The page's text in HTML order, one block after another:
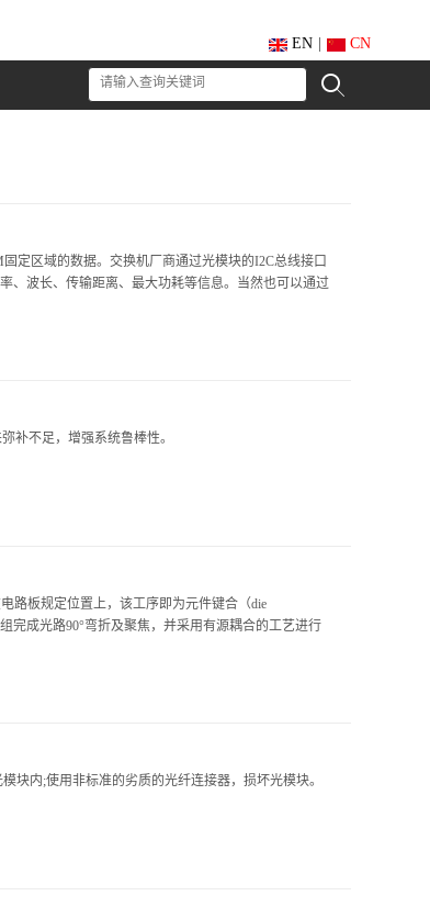
EN CN
定区域的数据。交换机厂商通过光模块的I2C总线接口
、波长、传输距离、最大功耗等信息。当然也可以通过
补不足，增强系统鲁棒性。
路板规定位置上，该工序即为元件键合（die
完成光路90°弯折及聚焦，并采用有源耦合的工艺进行
块内;使用非标准的劣质的光纤连接器，损坏光模块。